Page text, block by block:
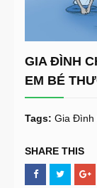
GIA ĐÌNH
EM BÉ
Tags: Gia Đình
SHARE THIS